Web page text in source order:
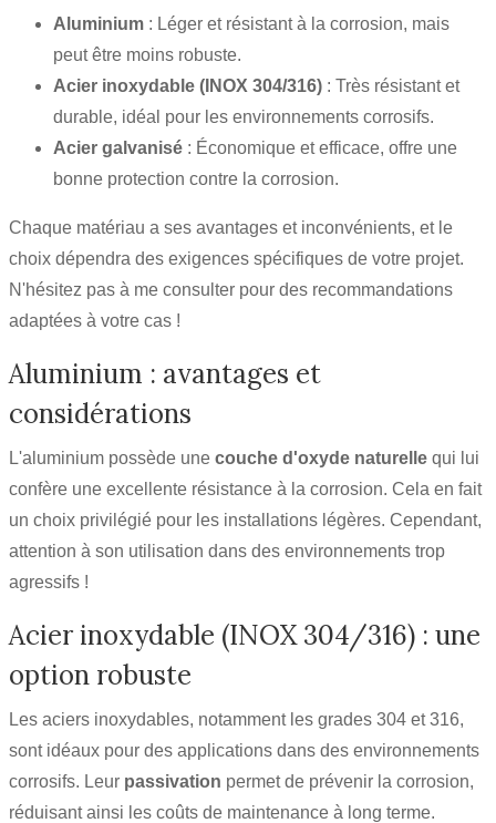
Aluminium : Léger et résistant à la corrosion, mais
peut être moins robuste.
Acier inoxydable (INOX 304/316) : Très résistant et
durable, idéal pour les environnements corrosifs.
Acier galvanisé : Économique et efficace, offre une
bonne protection contre la corrosion.
Chaque matériau a ses avantages et inconvénients, et le
choix dépendra des exigences spécifiques de votre projet.
N'hésitez pas à me consulter pour des recommandations
adaptées à votre cas !
Aluminium : avantages et
considérations
L'aluminium possède une couche d'oxyde naturelle qui lui
confère une excellente résistance à la corrosion. Cela en fait
un choix privilégié pour les installations légères. Cependant,
attention à son utilisation dans des environnements trop
agressifs !
Acier inoxydable (INOX 304/316) : une
option robuste
Les aciers inoxydables, notamment les grades 304 et 316,
sont idéaux pour des applications dans des environnements
corrosifs. Leur passivation permet de prévenir la corrosion,
réduisant ainsi les coûts de maintenance à long terme.